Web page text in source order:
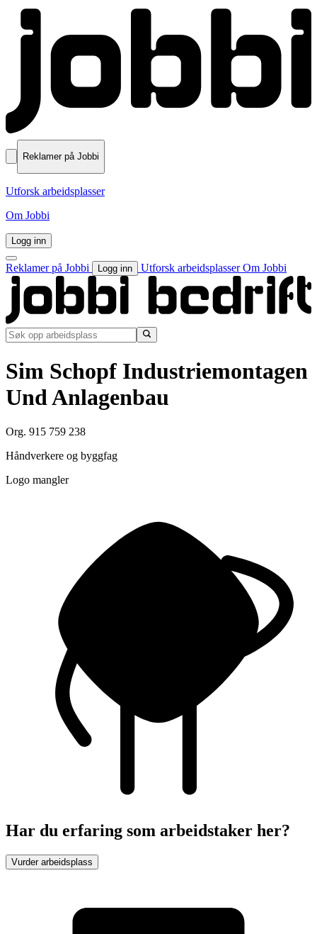
Reklamer på Jobbi
Utforsk arbeidsplasser
Om Jobbi
Logg inn
Reklamer på Jobbi Logg inn Utforsk arbeidsplasserOm Jobbi
Sim Schopf Industriemontagen
Und Anlagenbau
Org. 915 759 238
Håndverkere og byggfag
Logo mangler
Har du erfaring som arbeidstaker her?
Vurder arbeidsplass